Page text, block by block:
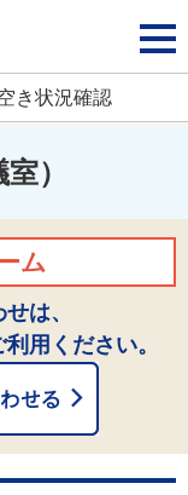
き状況確認
）
ム
は、
用ください。